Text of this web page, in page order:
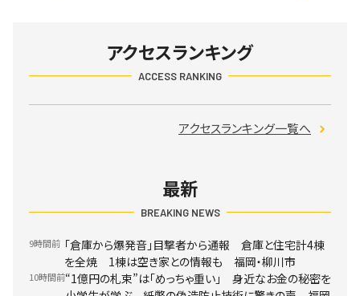
アクセスランキング
ACCESS RANKING
アクセスランキング一覧へ
最新
BREAKING NEWS
9時間前 「倉庫から爆発音」目撃者から通報 倉庫と住宅計4棟
を全焼 1棟は空き家との情報も 福岡・柳川市
10時間前“1億円の札束”は「めっちゃ重い」 身近なお金の秘密を